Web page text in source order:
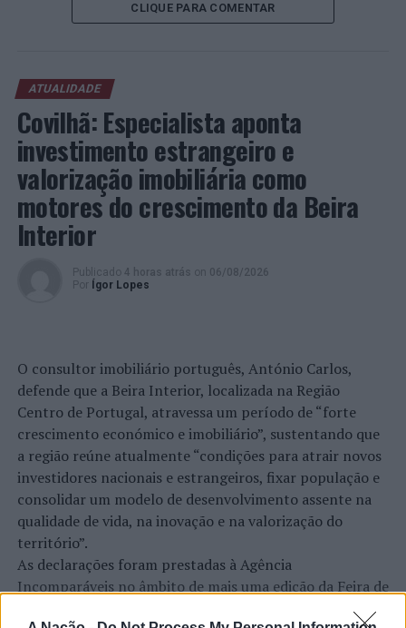
CLIQUE PARA COMENTAR
ATUALIDADE
Covilhã: Especialista aponta
investimento estrangeiro e
valorização imobiliária como
motores do crescimento da Beira
Interior
Publicado 4 horas atrás on 06/08/2026
Por
Ígor Lopes
O consultor imobiliário português, António Carlos,
defende que a Beira Interior, localizada na Região
Centro de Portugal, atravessa um período de “forte
crescimento económico e imobiliário”, sustentando que
a região reúne atualmente “condições para atrair novos
investidores nacionais e estrangeiros, fixar população e
consolidar um modelo de desenvolvimento assente na
qualidade de vida, na inovação e na valorização do
território”.
As declarações foram prestadas à Agência
Incomparáveis no âmbito de mais uma edição da Feira de
São Tiago, que decorreu entre os dias 16 e 26 de julho,